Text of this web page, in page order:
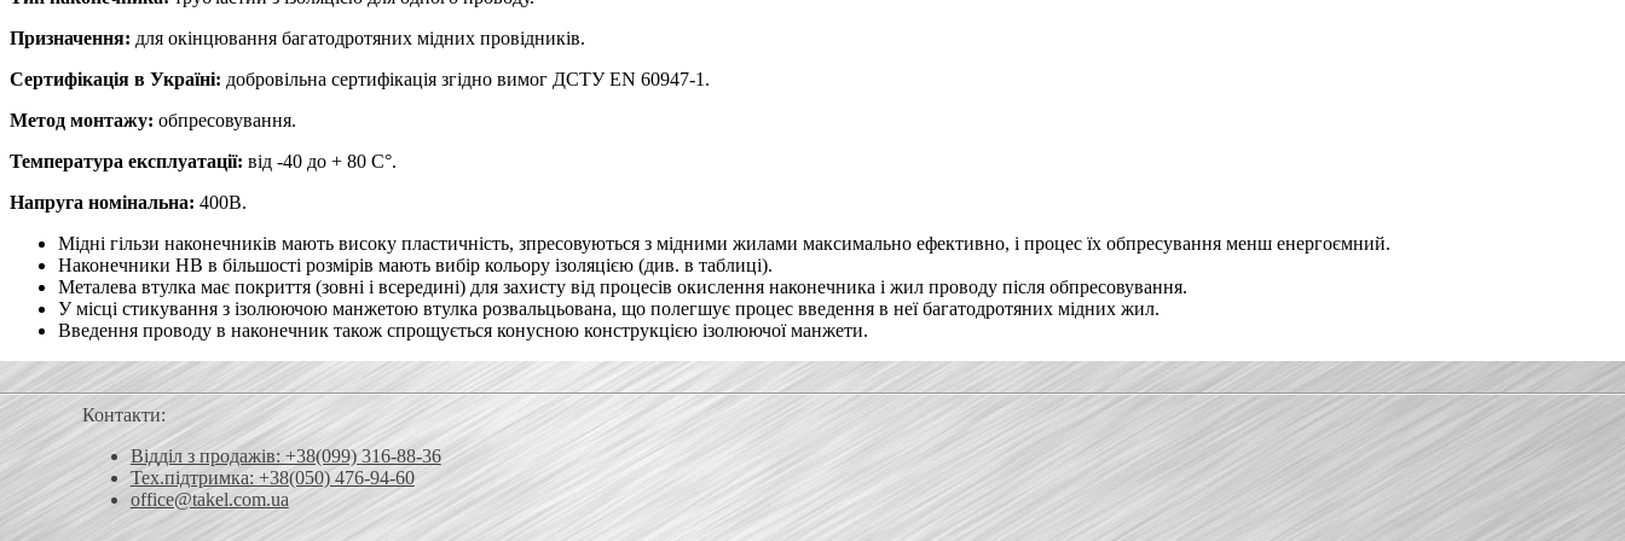
Призначення: для окінцювання багатодротяних мідних провідників.
Сертифікація в Україні: добровільна сертифікація згідно вимог ДСТУ EN 60947-1.
Метод монтажу: обпресовування.
Температура експлуатації: від -40 до + 80 С°.
Напруга номінальна: 400В.
Мідні гільзи наконечників мають високу пластичність, зпресовуються з мідними жилами максимально ефективно, і процес їх обпресування менш енергоємний.
Наконечники HB в більшості розмірів мають вибір кольору ізоляцією (див. в таблиці).
Металева втулка має покриття (зовні і всередині) для захисту від процесів окислення наконечника і жил проводу після обпресовування.
У місці стикування з ізолюючою манжетою втулка розвальцьована, що полегшує процес введення в неї багатодротяних мідних жил.
Введення проводу в наконечник також спрощується конусною конструкцією ізолюючої манжети.
Контакти:
Відділ з продажів: +38(099) 316-88-36
Тех.підтримка: +38(050) 476-94-60
office@takel.com.ua